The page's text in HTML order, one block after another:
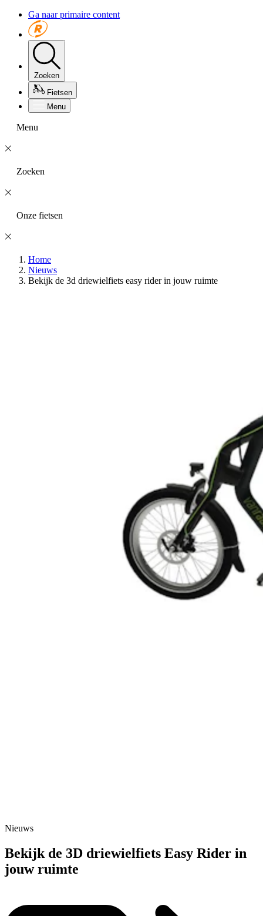
Ga naar primaire content
Zoeken
Fietsen
Menu
Menu
Zoeken
Onze fietsen
Home
Nieuws
Bekijk de 3d driewielfiets easy rider in jouw ruimte
Nieuws
Bekijk de 3D driewielfiets Easy Rider in
jouw ruimte